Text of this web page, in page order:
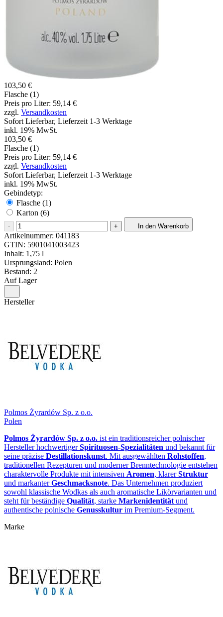
103,50 €
Flasche (1)
Preis pro Liter: 59,14 €
zzgl. Versandkosten
Sofort Lieferbar, Lieferzeit 1-3 Werktage
inkl. 19% MwSt.
103,50 €
Flasche (1)
Preis pro Liter: 59,14 €
zzgl. Versandkosten
Sofort Lieferbar, Lieferzeit 1-3 Werktage
inkl. 19% MwSt.
Gebindetyp:
Flasche (1)
Karton (6)
- + In den Warenkorb
Artikelnummer: 041183
GTIN: 5901041003423
Inhalt: 1,75 l
Ursprungsland: Polen
Bestand: 2
Auf Lager
Hersteller
Polmos Żyrardów Sp. z o.o.
Polen
Polmos Żyrardów Sp. z o.o. ist ein traditionsreicher polnischer
Hersteller hochwertigerSpirituosen‑Spezialitäten und bekannt für
seine präzise Destillationskunst. Mit ausgewählten Rohstoffen,
traditionellen Rezepturen und moderner Brenntechnologie entstehen
charaktervolle Produkte mit intensiven Aromen, klarerStruktur
und markanterGeschmacksnote. Das Unternehmen produziert
sowohl klassische Wodkas als auch aromatische Likörvarianten und
steht für beständige Qualität, starke Markenidentität und
authentische polnische Genusskultur im Premium‑Segment.
Marke